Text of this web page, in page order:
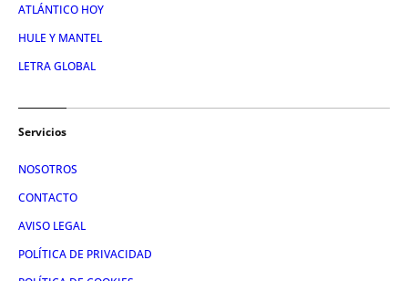
ATLÁNTICO HOY
HULE Y MANTEL
LETRA GLOBAL
Servicios
NOSOTROS
CONTACTO
AVISO LEGAL
POLÍTICA DE PRIVACIDAD